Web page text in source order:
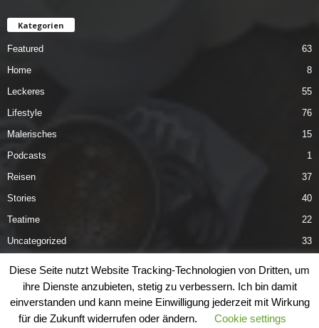
Kategorien
Featured
63
Home
8
Leckeres
55
Lifestyle
76
Malerisches
15
Podcasts
1
Reisen
37
Stories
40
Teatime
22
Uncategorized
33
Diese Seite nutzt Website Tracking-Technologien von Dritten, um
ihre Dienste anzubieten, stetig zu verbessern. Ich bin damit
einverstanden und kann meine Einwilligung jederzeit mit Wirkung
für die Zukunft widerrufen oder ändern.
Cookie settings